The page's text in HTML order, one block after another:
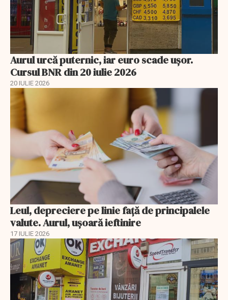
Aurul urcă puternic, iar euro scade ușor.
Cursul BNR din 20 iulie 2026
20 IULIE 2026
Leul, depreciere pe linie faţă de principalele
valute. Aurul, uşoară ieftinire
17 IULIE 2026